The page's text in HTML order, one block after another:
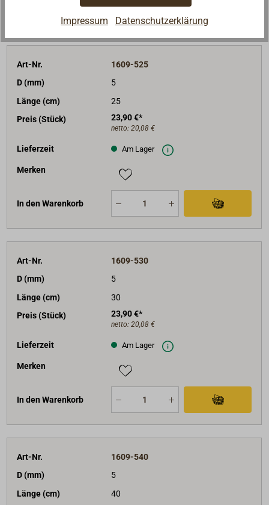
In den Warenkorb
Art-Nr.
1609-525
D (mm)
5
Länge (cm)
25
Preis (Stück)
23,90 €*
netto: 20,08 €
Lieferzeit Am Lager
Merken
In den Warenkorb
Art-Nr.
1609-530
D (mm)
5
Länge (cm)
30
Preis (Stück)
23,90 €*
netto: 20,08 €
Lieferzeit Am Lager
Merken
In den Warenkorb
Art-Nr.
1609-540
D (mm)
5
Länge (cm)
40
Impressum Datenschutzerklärung